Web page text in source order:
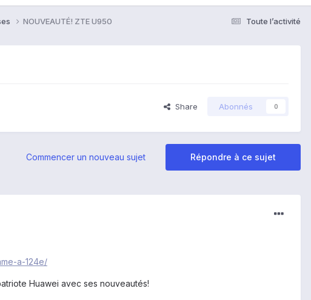
Toute l’activité
NOUVEAUTÉ! ZTE U950
Share Abonnés 0
Répondre à ce sujet
Commencer un nouveau sujet
a-124e/
Huawei avec ses nouveautés!